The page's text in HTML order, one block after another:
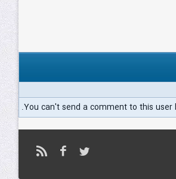
You can't send a comment to this